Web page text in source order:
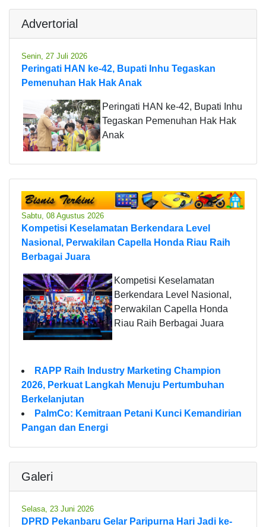
Advertorial
Senin, 27 Juli 2026
Peringati HAN ke-42, Bupati Inhu Tegaskan
Pemenuhan Hak Hak Anak
Peringati HAN ke-42, Bupati Inhu
Tegaskan Pemenuhan Hak Hak
Anak
Sabtu, 08 Agustus 2026
Kompetisi Keselamatan Berkendara Level
Nasional, Perwakilan Capella Honda Riau Raih
Berbagai Juara
Kompetisi Keselamatan
Berkendara Level Nasional,
Perwakilan Capella Honda
Riau Raih Berbagai Juara
RAPP Raih Industry Marketing Champion
2026, Perkuat Langkah Menuju Pertumbuhan
Berkelanjutan
PalmCo: Kemitraan Petani Kunci Kemandirian
Pangan dan Energi
Galeri
Selasa, 23 Juni 2026
DPRD Pekanbaru Gelar Paripurna Hari Jadi ke-